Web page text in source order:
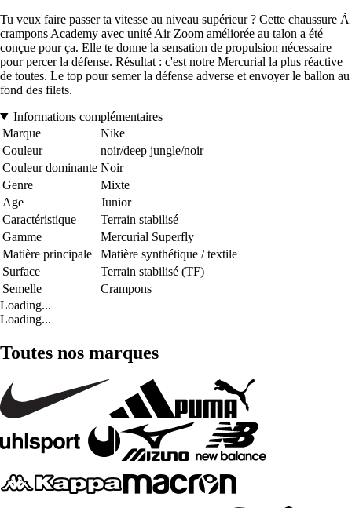
Tu veux faire passer ta vitesse au niveau supérieur ? Cette chaussure Ã
crampons Academy avec unité Air Zoom améliorée au talon a été
conçue pour ça. Elle te donne la sensation de propulsion nécessaire
pour percer la défense. Résultat : c'est notre Mercurial la plus réactive
de toutes. Le top pour semer la défense adverse et envoyer le ballon au
fond des filets.
Informations complémentaires
Marque
Nike
Couleur
noir/deep jungle/noir
Couleur dominante Noir
Genre
Mixte
Age
Junior
Caractéristique
Terrain stabilisé
Gamme
Mercurial Superfly
Matière principale
Matière synthétique / textile
Surface
Terrain stabilisé (TF)
Semelle
Crampons
Loading...
Loading...
Toutes nos marques